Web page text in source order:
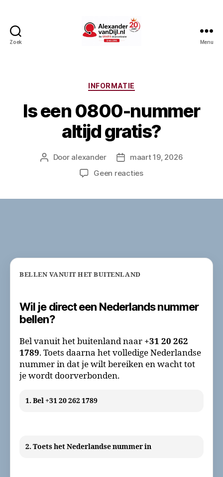
Zoek Menu
Categorieën
INFORMATIE
Is een 0800-nummer
altijd gratis?
Berichtauteur
Door alexander Berichtdatum
maart 19, 2026
Geen reactiesop
BELLEN VANUIT HET BUITENLAND
Wil je direct een Nederlands nummer
bellen?
Bel vanuit het buitenland naar +31 20 262
1789. Toets daarna het volledige Nederlandse
nummer in dat je wilt bereiken en wacht tot
je wordt doorverbonden.
1. Bel +31 20 262 1789
2. Toets het Nederlandse nummer in